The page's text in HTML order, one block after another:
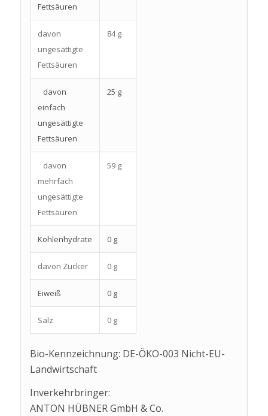
Fettsäuren
davon
ungesättigte
Fettsäuren
84 g
davon
einfach
ungesättigte
Fettsäuren
25 g
davon
mehrfach
ungesättigte
Fettsäuren
59 g
Kohlenhydrate 0 g
davon Zucker 0 g
Eiweiß 0 g
Salz 0 g
Bio-Kennzeichnung: DE-ÖKO-003 Nicht-EU-
Landwirtschaft
Inverkehrbringer:
ANTON HÜBNER GmbH & Co.